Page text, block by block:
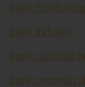
Bank
Bank kafolati
Bank nazorati
Bank omonati